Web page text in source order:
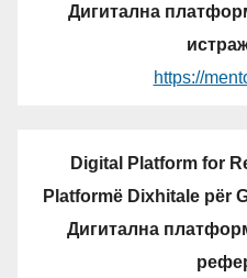
Дигитална
https://
Digital Platform for
Platformë Dixhitale për
Дигитална